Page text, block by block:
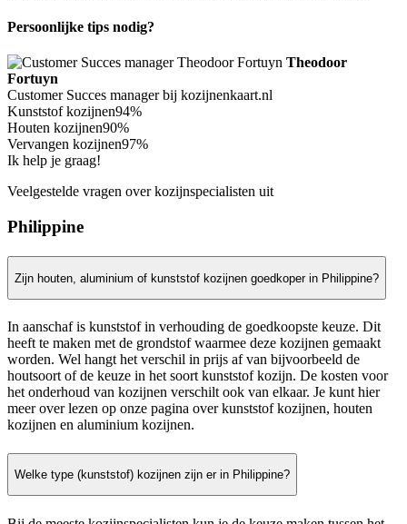
Persoonlijke tips nodig?
Theodoor
Fortuyn
Customer Succes manager bij kozijnenkaart.nl
Kunststof kozijnen94%
Houten kozijnen90%
Vervangen kozijnen97%
Ik help je graag!
Veelgestelde vragen over kozijnspecialisten uit
Philippine
Zijn houten, aluminium of kunststof kozijnen goedkoper in Philippine?
In aanschaf is kunststof in verhouding de goedkoopste keuze. Dit
heeft te maken met de grondstof waarmee deze kozijnen gemaakt
worden. Wel hangt het verschil in prijs af van bijvoorbeeld de
houtsoort of de keuze in het soort kunststof kozijn. De kosten voor
het onderhoud van kozijnen verschilt ook van elkaar. Je kunt hier
meer over lezen op onze pagina over kunststof kozijnen, houten
kozijnen en aluminium kozijnen.
Welke type (kunststof) kozijnen zijn er in Philippine?